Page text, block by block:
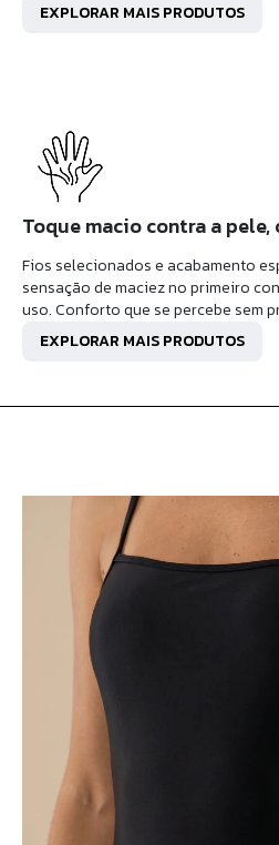
EXPLORAR MAIS PRODUTOS
Toque macio contra a
Fios selecionados e acabamento
sensação de maciez no primeiro
uso. Conforto que se percebe sem
EXPLORAR MAIS PRODUTOS